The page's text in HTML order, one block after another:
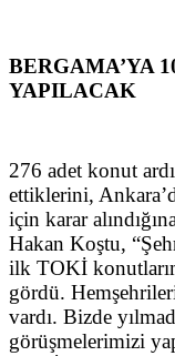
BERGAMA’YA
YAPILACAK
276 adet konut
ettiklerini,
için karar
Hakan Koştu,
ilk TOKİ
gördü.
vardı. Bizde
görüşmelerimizi